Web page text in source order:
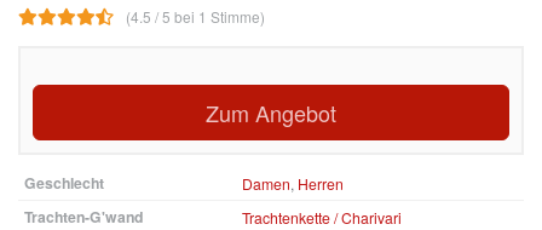
(4.5 / 5 bei 1 Stimme)
Zum Angebot
Geschlecht Damen, Herren
Trachten-G'wand Trachtenkette / Charivari